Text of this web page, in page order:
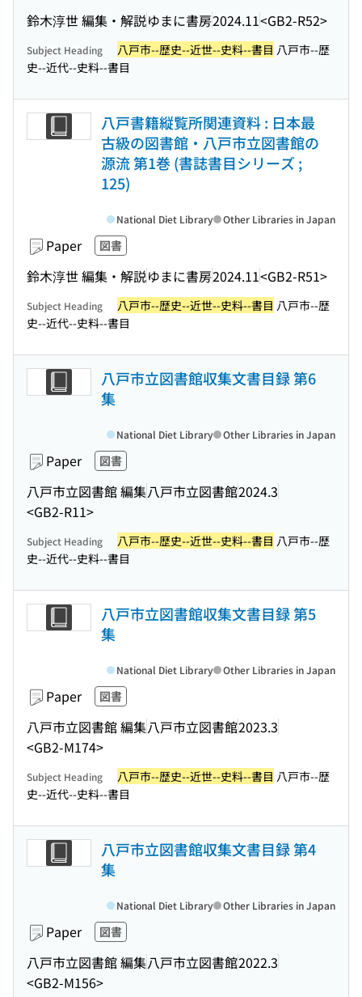
鈴木淳世 編集・解説ゆまに書房2024.11<GB2-R52>
Subject Heading 八戸市--歴史--近世--史料--書目 八戸市--歴
史--近代--史料--書目
八戸書籍縦覧所関連資料 : 日本最
古級の図書館・八戸市立図書館の
源流 第1巻 (書誌書目シリーズ ;
125)
Paper 図書
鈴木淳世 編集・解説ゆまに書房2024.11<GB2-R51>
National Diet Library Other Libraries in Japan
Subject Heading 八戸市--歴史--近世--史料--書目 八戸市--歴
史--近代--史料--書目
八戸市立図書館収集文書目録 第6
集
Paper 図書
八戸市立図書館 編集八戸市立図書館2024.3
<GB2-R11>
National Diet Library Other Libraries in Japan
Subject Heading 八戸市--歴史--近世--史料--書目 八戸市--歴
史--近代--史料--書目
八戸市立図書館収集文書目録 第5
集
Paper 図書
八戸市立図書館 編集八戸市立図書館2023.3
<GB2-M174>
National Diet Library Other Libraries in Japan
Subject Heading 八戸市--歴史--近世--史料--書目 八戸市--歴
史--近代--史料--書目
八戸市立図書館収集文書目録 第4
集
Paper 図書
八戸市立図書館 編集八戸市立図書館2022.3
<GB2-M156>
National Diet Library Other Libraries in Japan